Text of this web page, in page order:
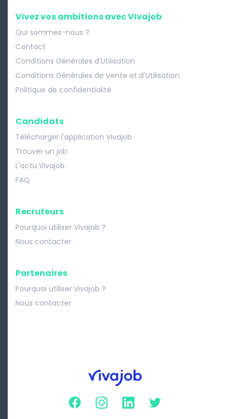
Vivez vos ambitions avec Vivajob
Qui sommes-nous ?
Contact
Conditions Générales d'Utilisation
Conditions Générales de Vente et d'Utilisation
Politique de confidentialité
Candidats
Télécharger l'application Vivajob
Trouver un job
L'actu Vivajob
FAQ
Recruteurs
Pourquoi utiliser Vivajob ?
Nous contacter
Partenaires
Pourquoi utiliser Vivajob ?
Nous contacter
Facebook
Instagram
LinkedinTwitter